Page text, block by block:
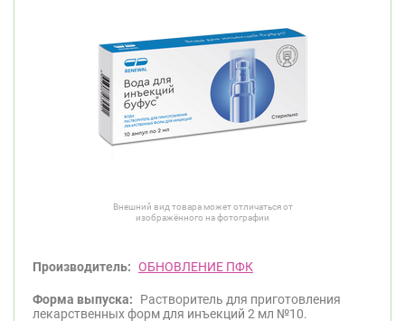
Внешний вид товара может отличаться от
изображённого на фотографии
Производитель: ОБНОВЛЕНИЕ ПФК
Форма выпуска:
Растворитель для приготовления
лекарственных форм для инъекций 2 мл №10.